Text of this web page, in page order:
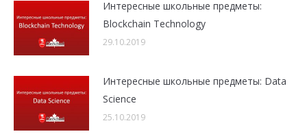
Интересные школьные предметы:
Blockchain Technology
29.10.2019
Интересные школьные предметы: Data
Science
25.10.2019